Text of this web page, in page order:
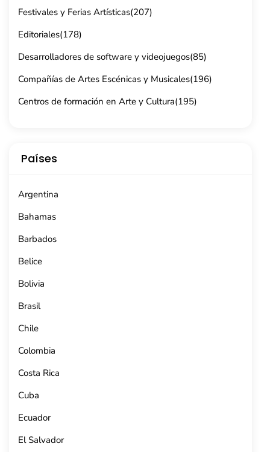
Festivales y Ferias Artísticas(207)
Editoriales(178)
Desarrolladores de software y videojuegos(85)
Compañías de Artes Escénicas y Musicales(196)
Centros de formación en Arte y Cultura(195)
Países
Argentina
Bahamas
Barbados
Belice
Bolivia
Brasil
Chile
Colombia
Costa Rica
Cuba
Ecuador
El Salvador